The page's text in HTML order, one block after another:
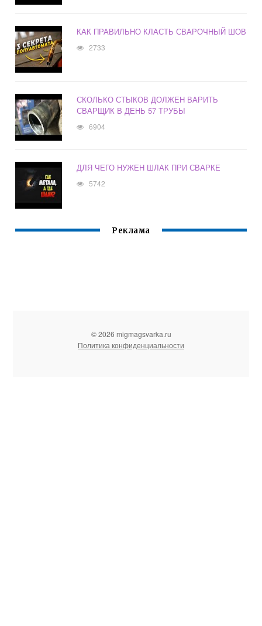
КАК ПРАВИЛЬНО КЛАСТЬ СВАРОЧНЫЙ ШОВ
2733
СКОЛЬКО СТЫКОВ ДОЛЖЕН ВАРИТЬ
СВАРЩИК В ДЕНЬ 57 ТРУБЫ
6904
ДЛЯ ЧЕГО НУЖЕН ШЛАК ПРИ СВАРКЕ
5742
Реклама
© 2026 migmagsvarka.ru
Политика конфиденциальности